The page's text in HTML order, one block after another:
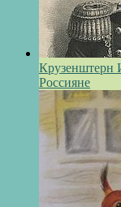
Крузенштерн
Россияне